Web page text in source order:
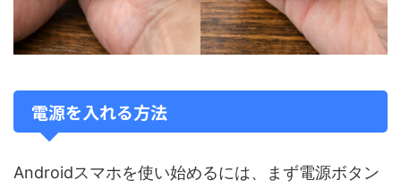
電源を入れる方法
Androidスマホを使い始めるには、まず電源ボタン